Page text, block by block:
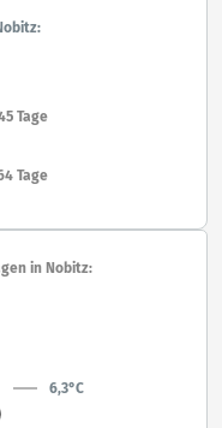
Tage
Tage
in Nobitz:
6,3°C